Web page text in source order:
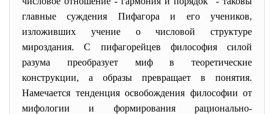
главные суждения Пифагора и его учеников,
изложивших учение о числовой структуре
мироздания. С пифагорейцев философия силой
разума преобразует миф в теоретические
конструкции, а образы превращает в понятия.
Намечается тенденция освобождения философии от
мифологии и формирования рационально-